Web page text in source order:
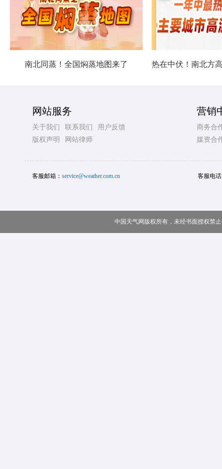
南北同蒸！全国焖蒸地图来了
网站服务
关于我们 联系我们
用户反馈
版权声明
网站律师
营销
商务合
媒资合
客服邮箱： service@weather.com.cn 客服电
中国天气网版权所有，未经书面授权